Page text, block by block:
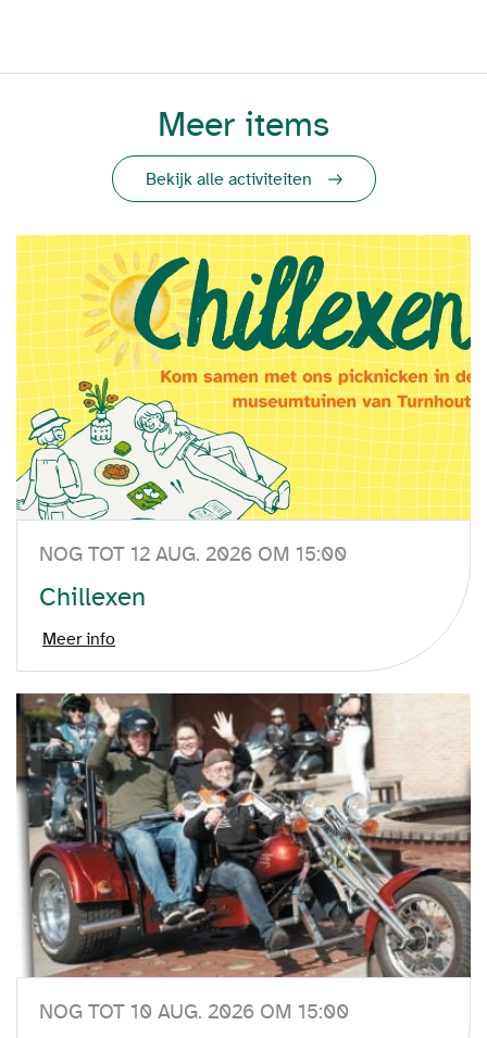
Meer items
Bekijk alle activiteiten
NOG TOT 12 AUG. 2026 OM 15:00
Chillexen
Meer info
NOG TOT 10 AUG. 2026 OM 15:00